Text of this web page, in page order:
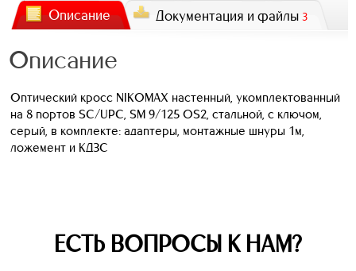
Описание Документация и файлы 3
Описание
Оптический кросс NIKOMAX настенный, укомплектованный
на 8 портов SC/UPC, SM 9/125 OS2, стальной, с ключом,
серый, в комплекте: адаптеры, монтажные шнуры 1м,
ложемент и КДЗС
ЕСТЬ ВОПРОСЫ К НАМ?